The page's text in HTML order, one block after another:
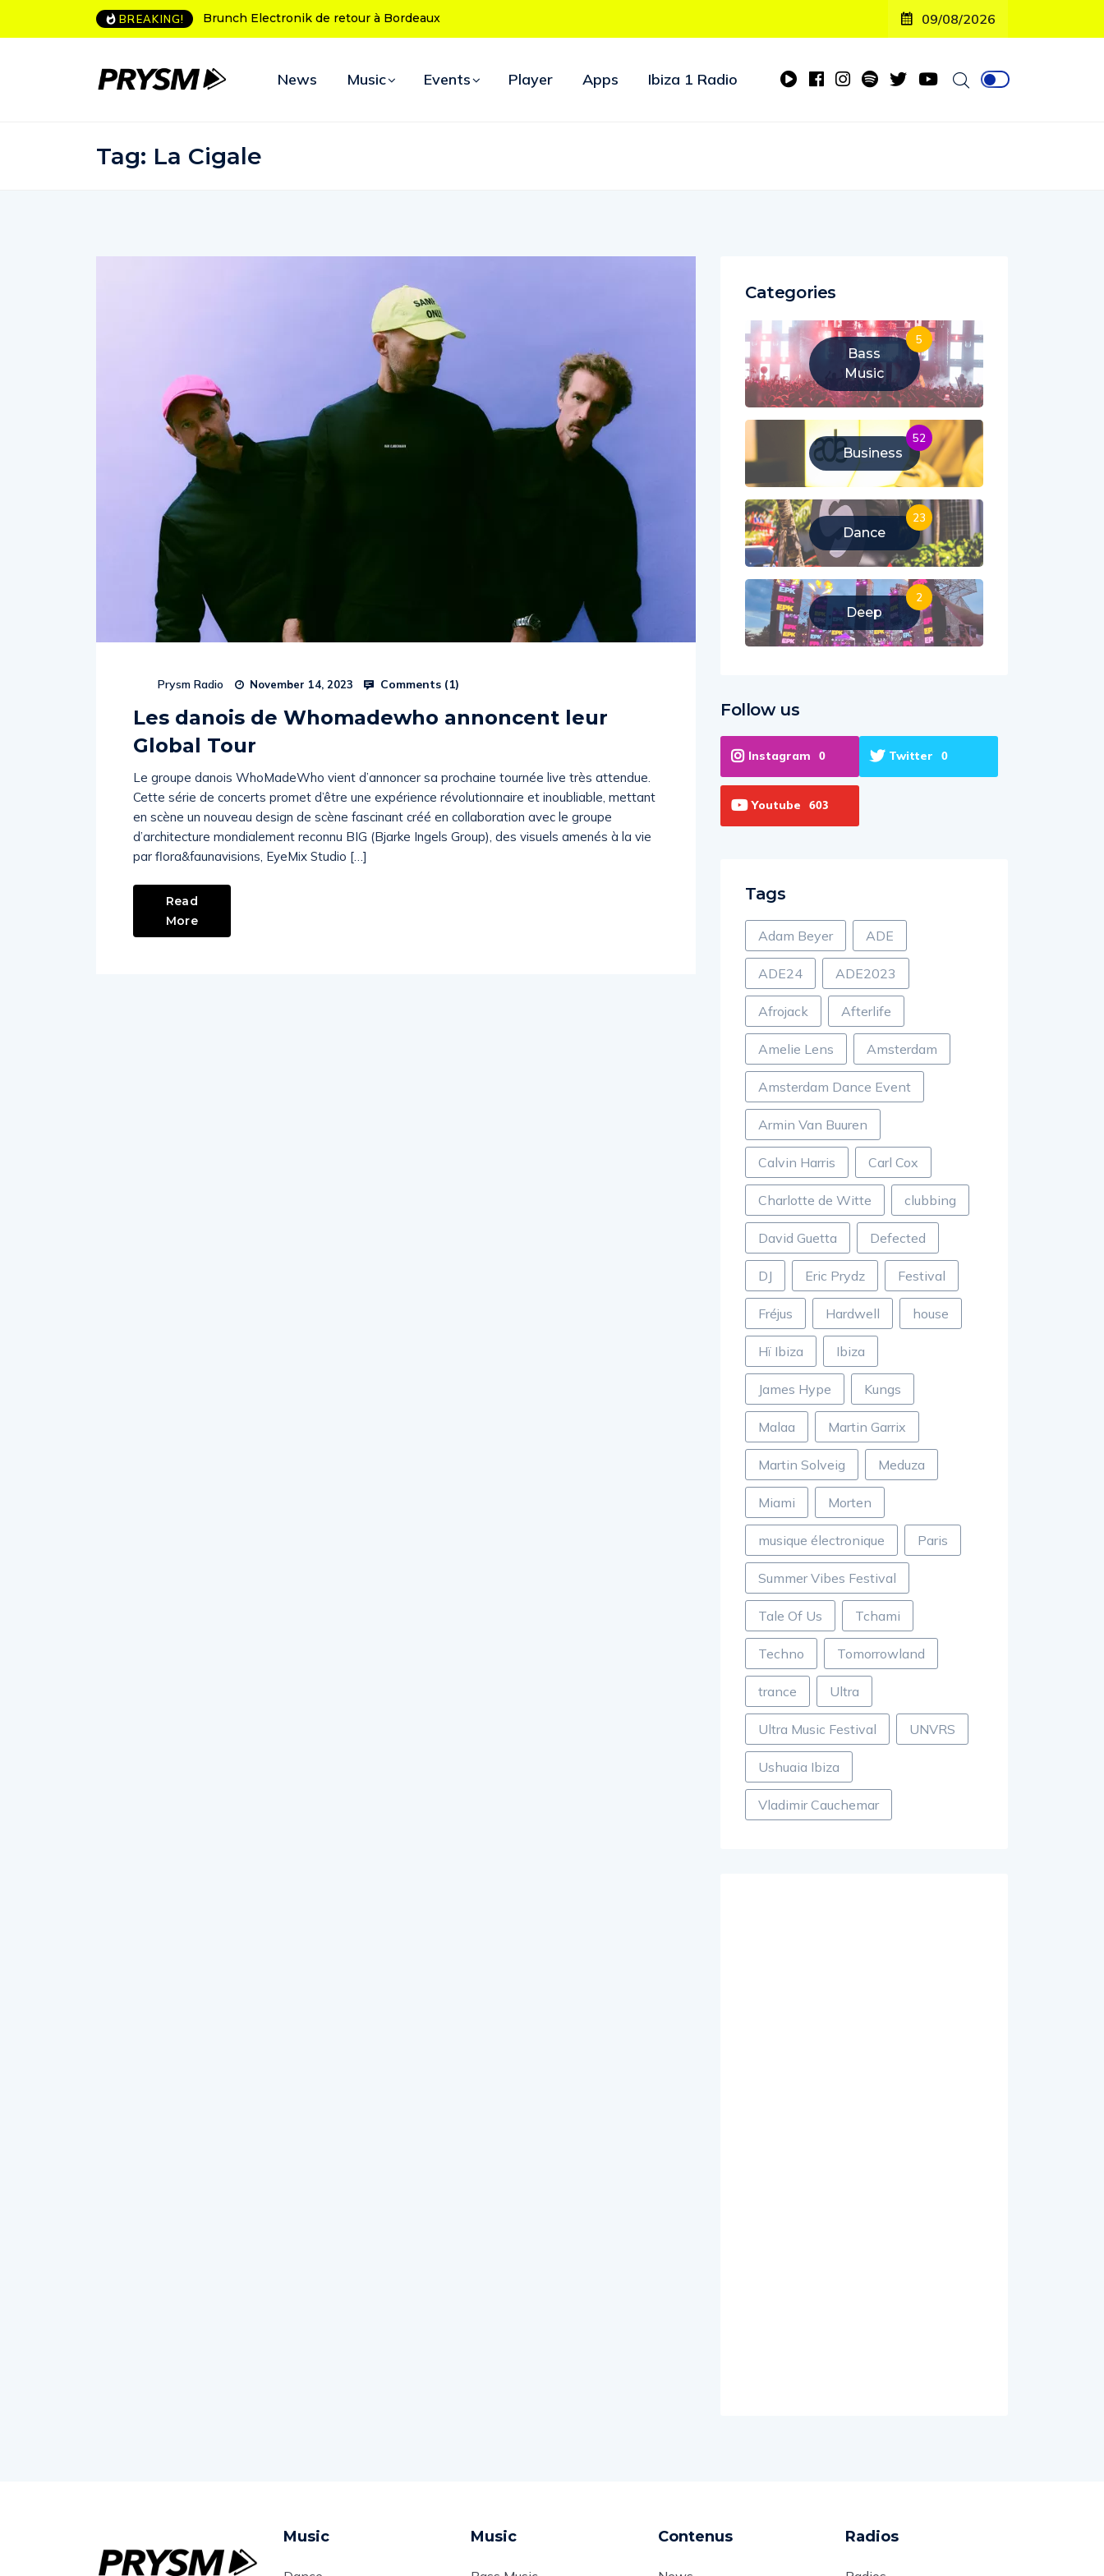
BREAKING!
Brunch Electronik de retour à BordeauxL’Amnesia Ibiza fête ses 50 ans : le
programme des soirées d’ouverture
09/08/2026
News Music Events Player Apps Ibiza 1 Radio
Tag: La Cigale
Prysm Radio November 14, 2023 Comments (1)
Les danois de Whomadewho annoncent leur
Global Tour
Le groupe danois WhoMadeWho vient d’annoncer sa prochaine tournée live très attendue.
Cette série de concerts promet d’être une expérience révolutionnaire et inoubliable, mettant
en scène un nouveau design de scène fascinant créé en collaboration avec le groupe
d’architecture mondialement reconnu BIG (Bjarke Ingels Group), des visuels amenés à la vie
par flora&faunavisions, EyeMix Studio […]
Read
More
Categories
Bass
Music
5
Business
52
Dance
23
Deep
2
Follow us
Instagram 0 Twitter 0
Youtube 603
Tags
Adam Beyer ADE
ADE24 ADE2023
Afrojack Afterlife
Amelie Lens Amsterdam
Amsterdam Dance Event
Armin Van Buuren
Calvin Harris Carl Cox
Charlotte de Witte clubbing
David Guetta Defected
DJ Eric Prydz Festival
Fréjus Hardwell house
Hï Ibiza Ibiza
James Hype Kungs
Malaa Martin Garrix
Martin Solveig Meduza
Miami Morten
musique électronique Paris
Summer Vibes Festival
Tale Of Us Tchami
Techno Tomorrowland
trance Ultra
Ultra Music Festival UNVRS
Ushuaia Ibiza
Vladimir Cauchemar
Music Music Contenus Radios